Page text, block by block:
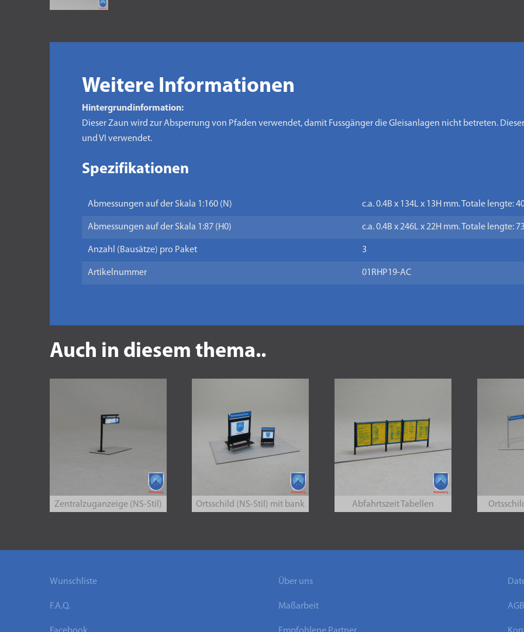
Weitere Informationen
Hintergrundinformation:
Dieser Zaun wird zur Absperrung von Pfaden verwendet, damit Fussgänger die Gleisanlagen nicht betreten.
und VI verwendet.
Spezifikationen
Abmessungen auf der Skala 1:160 (N) c.a. 0.4B x 134L x 13H mm. Totale lengte:
Abmessungen auf der Skala 1:87 (H0) c.a. 0.4B x 246L x 22H mm. Totale lengte:
Anzahl (Bausätze) pro Paket 3
Artikelnummer 01RHP19-AC
Auch in diesem thema..
Zentralzuganzeige (NS-Stil) Ortsschild (NS-Stil) mit bank Abfahrtszeit Tabellen
Wunschliste
F.A.Q.
Über uns
Maßarbeit AGB